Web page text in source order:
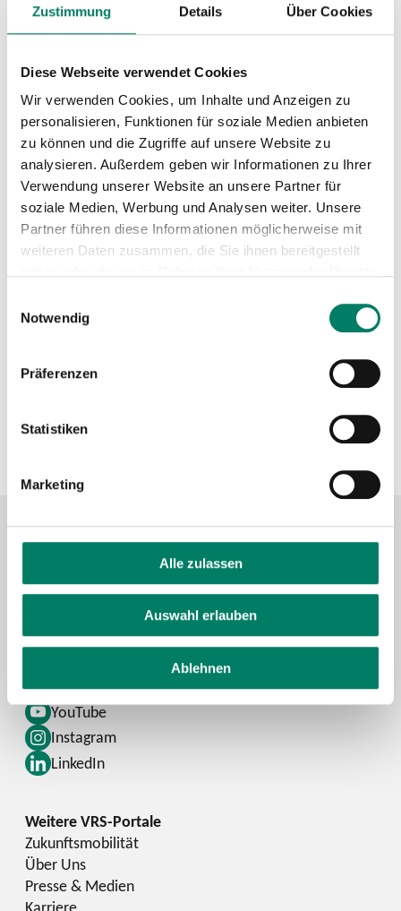
Zustimmung Details Über Cookies
Diese Webseite verwendet Cookies
Wir verwenden Cookies, um Inhalte und Anzeigen zu
personalisieren, Funktionen für soziale Medien anbieten
zu können und die Zugriffe auf unsere Website zu
analysieren. Außerdem geben wir Informationen zu Ihrer
Verwendung unserer Website an unsere Partner für
soziale Medien, Werbung und Analysen weiter. Unsere
Partner führen diese Informationen möglicherweise mit
weiteren Daten zusammen, die Sie ihnen bereitgestellt
Notwendig
Präferenzen
Statistiken
Marketing
Alle zulassen
Auswahl erlauben
Ablehnen
PDF7.4 MIB
Linienkarte
Mini-Fahrplan
Betreiber
wupsi GmbH
https://www.wupsi.de
+49 2171 5007-0
Verkehrsverbund
Facebook
YouTube
Instagram
LinkedIn
FAQ
Schlaue Nummer
Zukunftsmobilität
Über Uns
Presse & Medien
Karriere